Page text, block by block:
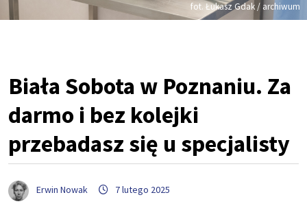
fot. Łukasz Gdak / archiwum
Biała Sobota w Poznaniu. Za
darmo i bez kolejki
przebadasz się u specjalisty
Erwin Nowak 7 lutego 2025